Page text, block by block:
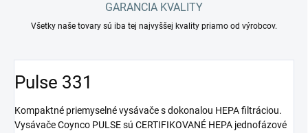
GARANCIA KVALITY
Všetky naše tovary sú iba tej najvyššej kvality priamo od výrobcov.
Pulse 331
Kompaktné priemyselné vysávače s dokonalou HEPA filtráciou.
Vysávače Coynco PULSE sú CERTIFIKOVANÉ HEPA jednofázové